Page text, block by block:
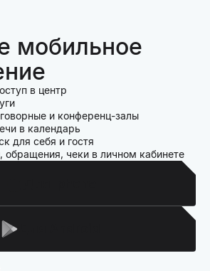
мобильное
в центр
и конференц-залы
в календарь
для себя и гостя
обращения, чеки в личном кабинете